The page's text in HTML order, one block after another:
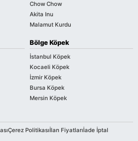
Chow Chow
Akita Inu
Malamut Kurdu
Bölge Köpek
İstanbul Köpek
Kocaeli Köpek
İzmir Köpek
Bursa Köpek
Mersin Köpek
Çerez Politikasıİlan Fiyatlarıİade İptal